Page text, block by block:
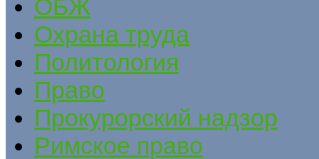
ОБЖ
Охрана труда
Политология
Право
Прокурорский надзор
Римское право